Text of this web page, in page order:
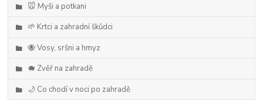
🐭 Myši a potkani
🌱 Krtci a zahradní škůdci
🐝 Vosy, sršni a hmyz
🐗 Zvěř na zahradě
🌙 Co chodí v noci po zahradě